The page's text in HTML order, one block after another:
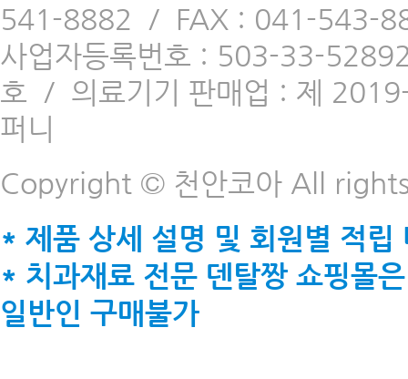
541-8882 / FAX : 041-543-
사업자등록번호 : 503-33-
호 / 의료기기 판매업 : 제
퍼니
Copyright © 천안코아 All
* 제품 상세 설명 및 회원별 적
* 치과재료 전문 덴탈짱 쇼핑몰
일반인 구매불가